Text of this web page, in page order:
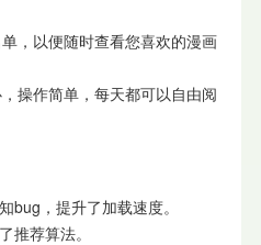
，以便随时查看您喜欢的漫画
操作简单，每天都可以自由阅
bug，提升了加载速度。
推荐算法。